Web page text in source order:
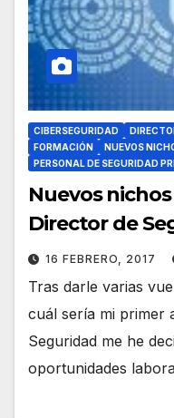
CIBERSEGURIDAD
FORMACIÓN
NUEVOS
PERSONAL DE SEGURIDAD
Nuevos
Director de
16 FEBRERO, 2017
Tras darle varias
cuál sería mi primer
Seguridad me he
oportunidades